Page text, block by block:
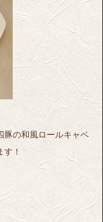
豚の和風ロールキャベ
！